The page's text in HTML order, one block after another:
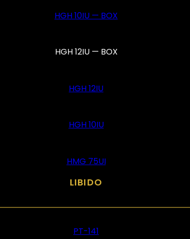
HGH 10IU — BOX
HGH 12IU — BOX
HGH 12IU
HGH 10IU
HMG 75UI
LIBIDO
PT-141